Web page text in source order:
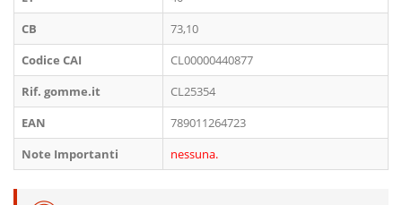
CB
73,10
Codice CAI
CL00000440877
Rif. gomme.it
CL25354
EAN
789011264723
Note Importanti
nessuna.